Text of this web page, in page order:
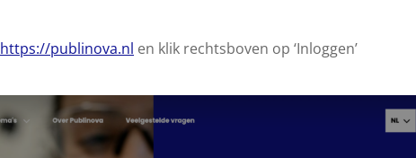
https://publinova.nl en klik rechtsboven op ‘Inloggen’